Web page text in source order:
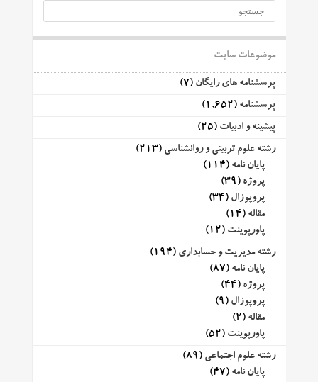
موضوعات سایت
پرسشنامه های رایگان (7)
پرسشنامه (1,652)
پیشینه و ادبیات (25)
رشته علوم تربیتی و روانشناسی (213)
پایان نامه (114)
پروژه (39)
پروپوزال (34)
مقاله (14)
پاورپوینت (12)
رشته مدیریت و حسابداری (194)
پایان نامه (87)
پروژه (44)
پروپوزال (9)
مقاله (2)
پاورپوینت (52)
رشته علوم اجتماعی (89)
پایان نامه (47)